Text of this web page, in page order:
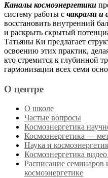
Каналы космоэнергетики
систему работы с чакрами и
восстановить внутренний
и раскрыть скрытый
Татьяны Ки предлагает
освоению этих практик,
кто стремится к глубинной
гармонизации всех семи
О центре
О школе
Частые вопросы
Космоэнергетика
Космоэнергетика —
Наука и
Космоэнергетика видео
Расписание семинаров
космоэнергетике